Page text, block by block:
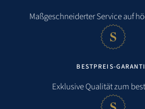
Maßgeschneiderter Service auf
BESTPREIS-
Exklusive Qualität zum